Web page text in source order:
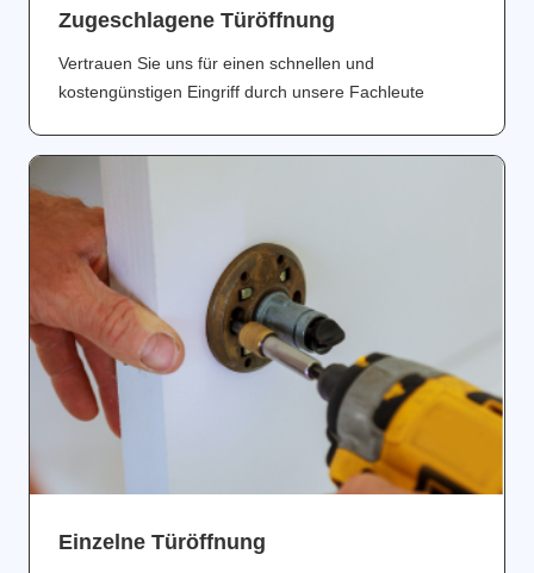
Zugeschlagene Türöffnung
Vertrauen Sie uns für einen schnellen und
kostengünstigen Eingriff durch unsere Fachleute
Einzelne Türöffnung